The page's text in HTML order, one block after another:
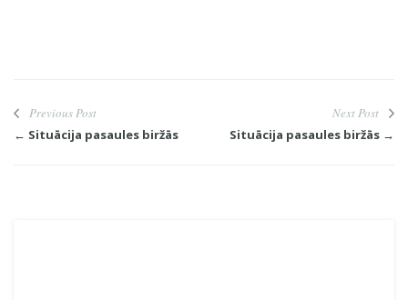
Previous Post
← Situācija pasaules biržās
Next Post
Situācija pasaules biržās →